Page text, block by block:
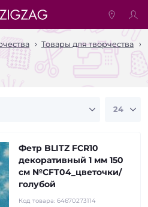
Товары для творчества
Фетр BLITZ FCR10
декоративный 1 мм 150
см №CFT04_цветочки/
голубой
Код товара: 64670273114